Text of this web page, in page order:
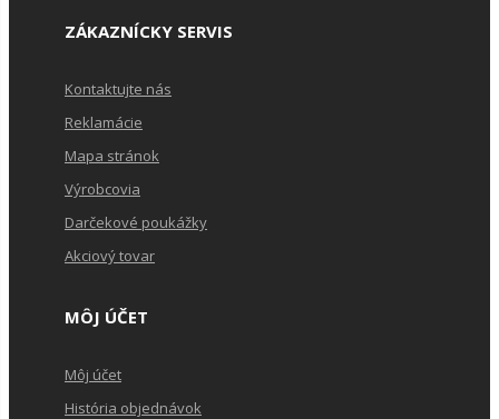
ZÁKAZNÍCKY SERVIS
Kontaktujte nás
Reklamácie
Mapa stránok
Výrobcovia
Darčekové poukážky
Akciový tovar
MÔJ ÚČET
Môj účet
História objednávok